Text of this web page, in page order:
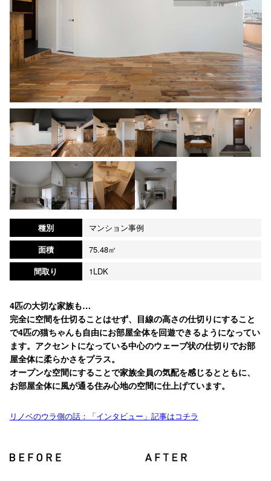
種別
マンション事例
面積
75.48㎡
間取り
1LDK
4匹の大切な家族も…
完全に空間を仕切ることはせず、目線の高さの仕切りにすること
で4匹の猫ちゃんも自由にお部屋全体を回遊できるようになってい
ます。アクセントになっている中心のウェーブ状の仕切りでお部
屋全体に柔らかさをプラス。
オープンな空間にすることで家族全員の気配を感じるとともに、
お部屋全体に風が通る住み心地の空間に仕上げています。
リノベのウラ側の話：「インタビュー」記事はコチラ